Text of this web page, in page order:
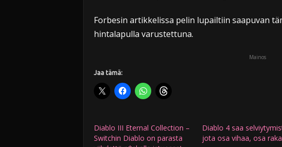
Forbesin artikkelissa pelin lupailtiin saapuvan
hintalapulla varustettuna.
Mainos
Jaa tämä:
Diablo III Eternal Collection –
Switchin Diablo on parasta
Diablo 4 saa
jota osa vihaa, osa